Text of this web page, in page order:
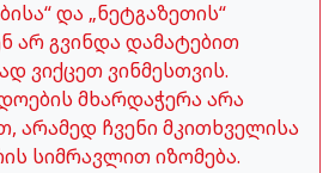
და „ნეტგაზეთის“
არ გვინდა დამატებით
ვიქცეთ ვინმესთვის.
მხარდაჭერა არა
არამედ ჩვენი მკითხველისა
სიმრავლით იზომება.